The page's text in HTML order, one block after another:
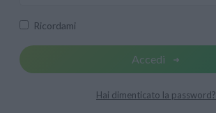
Ricordami
Accedi
Hai dimenticato la password?